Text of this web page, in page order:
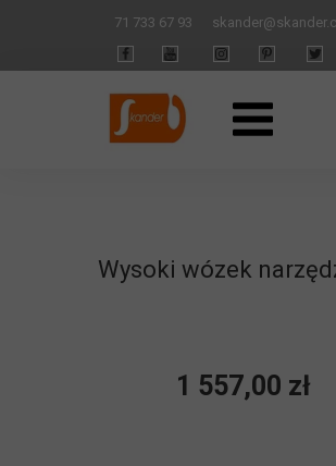
71 733 67 93 skander
Wysoki wózek
1 557,00 zł